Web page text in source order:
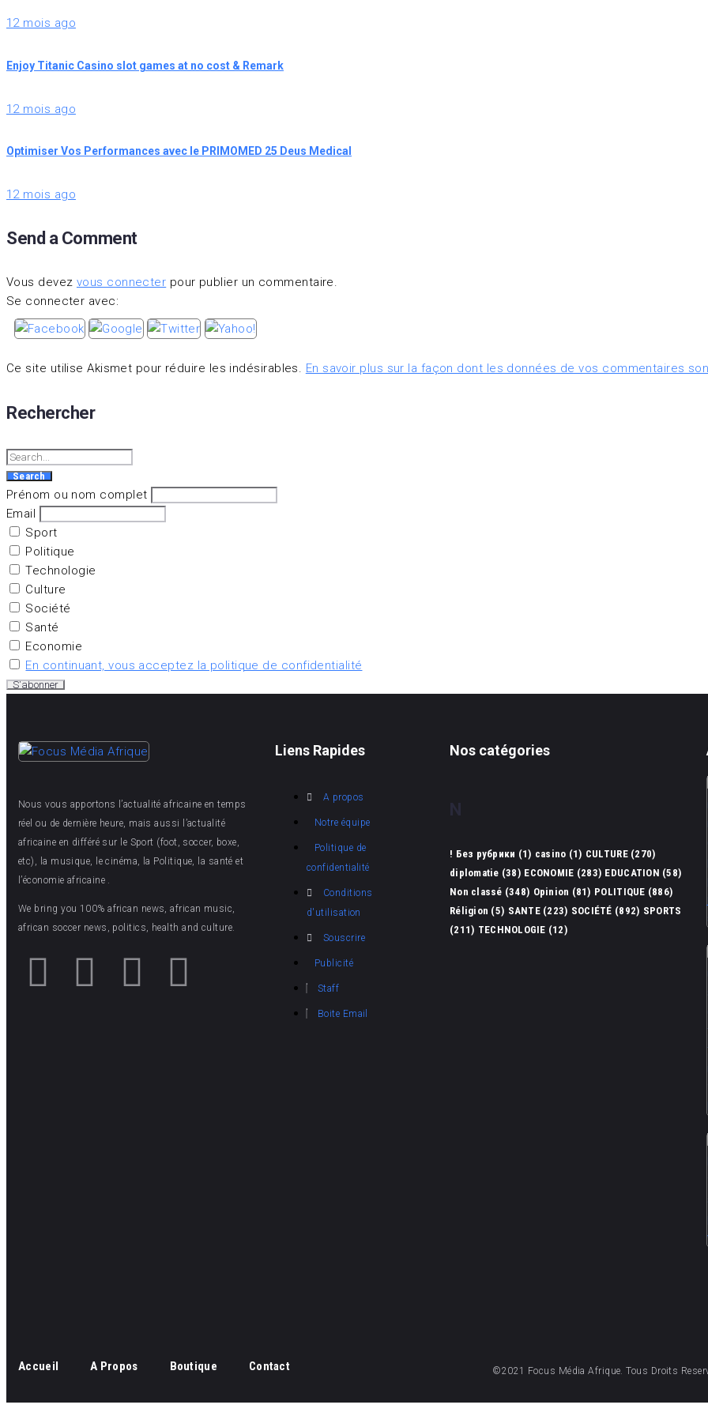
12 mois ago
Enjoy Titanic Casino slot games at no cost & Remark
12 mois ago
Optimiser Vos Performances avec le PRIMOMED 25 Deus Medical
12 mois ago
Send a Comment
Vous devez vous connecter pour publier un commentaire.
Se connecter avec:
Ce site utilise Akismet pour réduire les indésirables. En savoir plus sur la façon dont les données de vos commentaires
Rechercher
Search
Prénom ou nom complet
Email
Sport
Politique
Technologie
Culture
Société
Santé
Economie
En continuant, vous acceptez la politique de confidentialité
Nous vous apportons l’actualité africaine en temps
réel ou de dernière heure, mais aussi l’actualité
africaine en différé sur le Sport (foot, soccer, boxe,
etc), la musique, le cinéma, la Politique, la santé et
l’économie africaine .
We bring you 100% african news, african music,
african soccer news, politics, health and culture.
Liens Rapides
A propos
Notre équipe
Politique de
confidentialité
Conditions
d'utilisation
Souscrire
Publicité
Staff
Boite Email
Nos catégories
N
! Без рубрики (1) casino (1) CULTURE(270)
diplomatie (38) ECONOMIE (283) EDUCATION (58)
Non classé (348) Opinion (81) POLITIQUE (886)
Réligion (5) SANTE(223) SOCIÉTÉ (892) SPORTS
(211) TECHNOLOGIE (12)
Accueil A Propos Boutique Contact ©2021 Focus Média Afrique. Tous Droits